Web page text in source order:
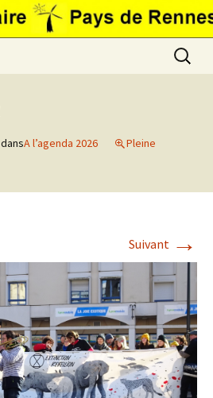
dansA l’agenda 2026
Pleine
Suivant →